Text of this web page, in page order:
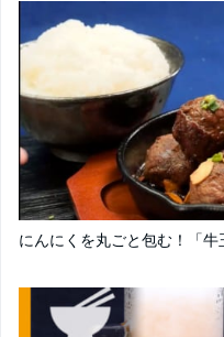
にんにくを丸ごと包む！「